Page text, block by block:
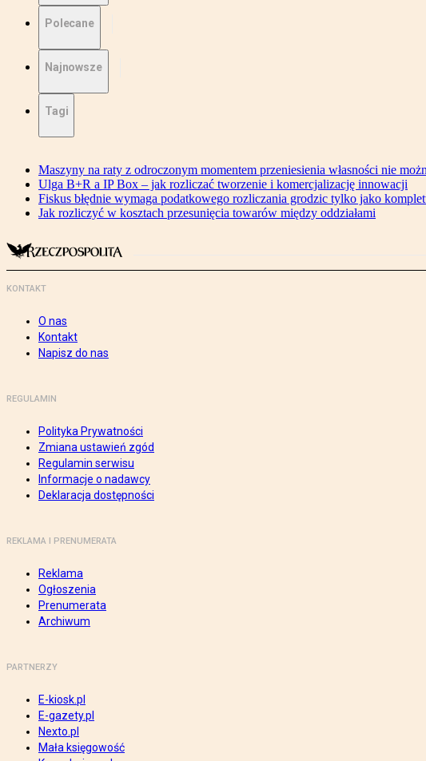
Polecane
Najnowsze
Tagi
Maszyny na raty z odroczonym momentem przeniesienia własności nie
Ulga B+R a IP Box – jak rozliczać tworzenie i komercjalizację innowacji
Fiskus błędnie wymaga podatkowego rozliczania grodzic tylko jako
Jak rozliczyć w kosztach przesunięcia towarów między oddziałami
KONTAKT
O nas
Kontakt
Napisz do nas
REGULAMIN
Polityka Prywatności
Zmiana ustawień zgód
Regulamin serwisu
Informacje o nadawcy
Deklaracja dostępności
REKLAMA I PRENUMERATA
Reklama
Ogłoszenia
Prenumerata
Archiwum
PARTNERZY
E-kiosk.pl
E-gazety.pl
Nexto.pl
Mała księgowość